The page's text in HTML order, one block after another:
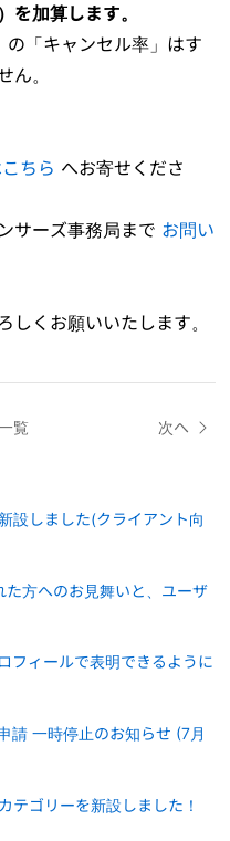
を加算します。
「キャンセル率」はす
ん。
ちら へお寄せくださ
サーズ事務局まで お問い
しくお願いいたします。
覧 次へ
設しました(クライアント向
た方へのお見舞いと、ユーザ
フィールで表明できるように
請 一時停止のお知らせ (7月
テゴリーを新設しました！